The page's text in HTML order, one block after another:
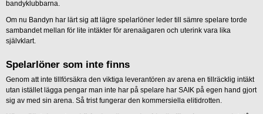
bandyklubbarna.
Om nu Bandyn har lärt sig att lägre spelarlöner leder till sämre spelare torde
sambandet mellan för lite intäkter för arenaägaren och uterink vara lika
självklart.
Spelarlöner som inte finns
Genom att inte tillförsäkra den viktiga leverantören av arena en tillräcklig intäkt
utan istället lägga pengar man inte har på spelare har SAIK på egen hand gjort
sig av med sin arena. Så trist fungerar den kommersiella elitidrotten.